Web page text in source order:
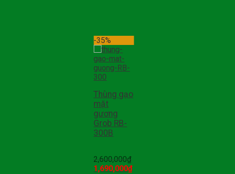
-35%
Thùng gạo
mặt
gương
Grob RB-
300B
2,600,000₫
1,690,000₫